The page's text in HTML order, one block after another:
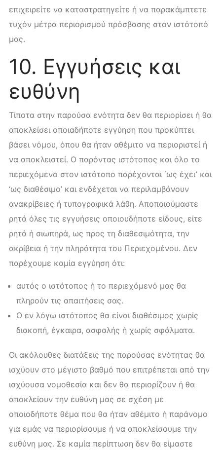
επιχειρείτε να καταστρατηγείτε ή να παρακάμπτετε
τυχόν μέτρα περιορισμού πρόσβασης στον ιστότοπό
μας.
10. Εγγυήσεις και
ευθύνη
Τίποτα στην παρούσα ενότητα δεν θα περιορίσει ή θα
αποκλείσει οποιαδήποτε εγγύηση που προκύπτει
βάσει νόμου, όπου θα ήταν αθέμιτο να περιοριστεί ή
να αποκλειστεί. Ο παρόντας ιστότοπος και όλο το
περιεχόμενο στον ιστότοπο παρέχονται ΄ως έχει’ και
‘ως διαθέσιμο’ και ενδέχεται να περιλαμβάνουν
ανακρίβειες ή τυπογραφικά λάθη. Αποποιούμαστε
ρητά όλες τις εγγυήσεις οποιουδήποτε είδους, είτε
ρητά ή σιωπηρά, ως προς τη διαθεσιμότητα, την
ακρίβεια ή την πληρότητα του Περιεχομένου. Δεν
παρέχουμε καμία εγγύηση ότι:
αυτός ο ιστότοπος ή το περιεχόμενό μας θα
πληρούν τις απαιτήσεις σας.
Ο εν λόγω ιστότοπος θα είναι διαθέσιμος χωρίς
διακοπή, έγκαιρα, ασφαλής ή χωρίς σφάλματα.
Οι ακόλουθες διατάξεις της παρούσας ενότητας θα
ισχύουν στο μέγιστο βαθμό που επιτρέπεται από την
ισχύουσα νομοθεσία και δεν θα περιορίζουν ή θα
αποκλείουν την ευθύνη μας σε σχέση με
οποιοδήποτε θέμα που θα ήταν αθέμιτο ή παράνομο
για εμάς να περιορίσουμε ή να αποκλείσουμε την
ευθύνη μας. Σε καμία περίπτωση δεν θα είμαστε